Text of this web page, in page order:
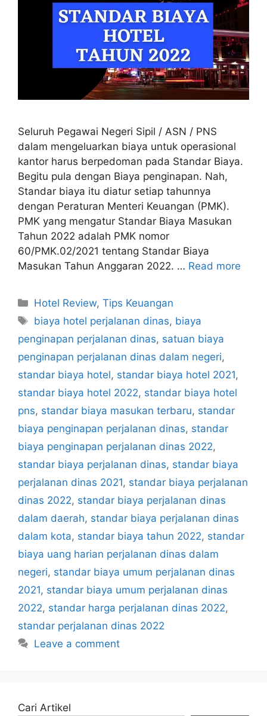
Seluruh Pegawai Negeri Sipil / ASN / PNS
dalam mengeluarkan biaya untuk operasional
kantor harus berpedoman pada Standar Biaya.
Begitu pula dengan Biaya penginapan. Nah,
Standar biaya itu diatur setiap tahunnya
dengan Peraturan Menteri Keuangan (PMK).
PMK yang mengatur Standar Biaya Masukan
Tahun 2022 adalah PMK nomor
60/PMK.02/2021 tentang Standar Biaya
Masukan Tahun Anggaran 2022. … Read more
Categories
Hotel Review,Tips Keuangan
Tags
biaya hotel perjalanan dinas, biaya
penginapan perjalanan dinas, satuan biaya
penginapan perjalanan dinas dalam negeri,
standar biaya hotel, standar biaya hotel 2021,
standar biaya hotel 2022, standar biaya hotel
pns, standar biaya masukan terbaru, standar
biaya penginapan perjalanan dinas, standar
biaya penginapan perjalanan dinas 2022,
standar biaya perjalanan dinas, standar biaya
perjalanan dinas 2021, standar biaya perjalanan
dinas 2022, standar biaya perjalanan dinas
dalam daerah, standar biaya perjalanan dinas
dalam kota, standar biaya tahun 2022, standar
biaya uang harian perjalanan dinas dalam
negeri, standar biaya umum perjalanan dinas
2021, standar biaya umum perjalanan dinas
2022, standar harga perjalanan dinas 2022,
standar perjalanan dinas 2022
Leave a comment
Cari Artikel